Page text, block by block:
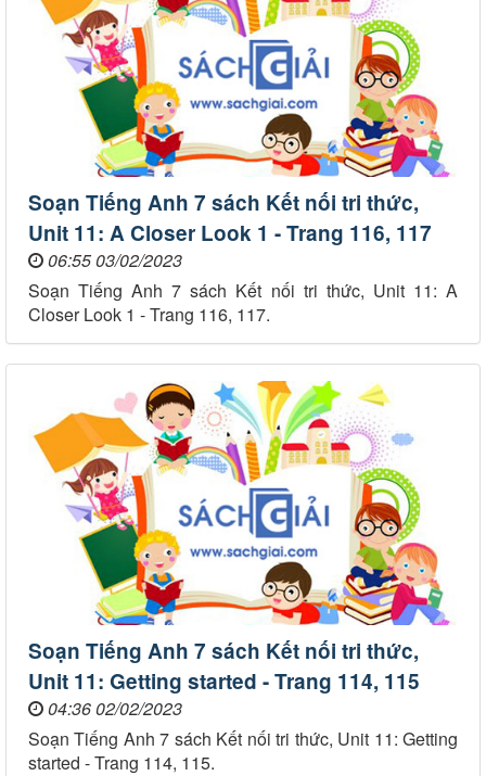
Soạn Tiếng Anh 7 sách Kết nối tri thức,
Unit 11: A Closer Look 1 - Trang 116, 117
06:55 03/02/2023
Soạn Tiếng Anh 7 sách Kết nối tri thức, Unit 11: A
Closer Look 1 - Trang 116, 117.
Soạn Tiếng Anh 7 sách Kết nối tri thức,
Unit 11: Getting started - Trang 114, 115
04:36 02/02/2023
Soạn Tiếng Anh 7 sách Kết nối tri thức, Unit 11: Getting
started - Trang 114, 115.